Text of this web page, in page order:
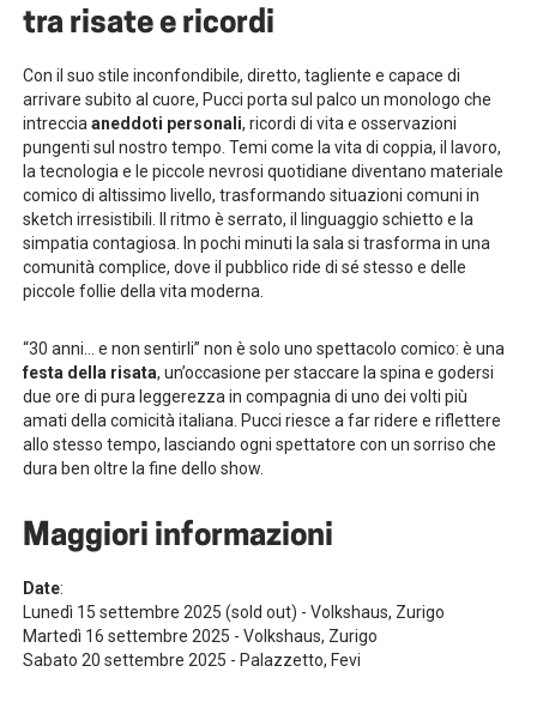
tra risate e ricordi
Con il suo stile inconfondibile, diretto, tagliente e capace di
arrivare subito al cuore, Pucci porta sul palco un monologo che
intreccia aneddoti personali, ricordi di vita e osservazioni
pungenti sul nostro tempo. Temi come la vita di coppia, il lavoro,
la tecnologia e le piccole nevrosi quotidiane diventano materiale
comico di altissimo livello, trasformando situazioni comuni in
sketch irresistibili. Il ritmo è serrato, il linguaggio schietto e la
simpatia contagiosa. In pochi minuti la sala si trasforma in una
comunità complice, dove il pubblico ride di sé stesso e delle
piccole follie della vita moderna.
“30 anni… e non sentirli” non è solo uno spettacolo comico: è una
festa della risata, un’occasione per staccare la spina e godersi
due ore di pura leggerezza in compagnia di uno dei volti più
amati della comicità italiana. Pucci riesce a far ridere e riflettere
allo stesso tempo, lasciando ogni spettatore con un sorriso che
dura ben oltre la fine dello show.
Maggiori informazioni
Date:
Lunedì 15 settembre 2025 (sold out) - Volkshaus, Zurigo
Martedì 16 settembre 2025 - Volkshaus, Zurigo
Sabato 20 settembre 2025 - Palazzetto, Fevi